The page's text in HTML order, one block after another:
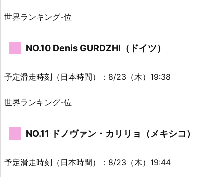
世界ランキング-位
NO.10 Denis GURDZHI（ドイツ）
予定滑走時刻（日本時間）：8/23（木）19:38
世界ランキング-位
NO.11 ドノヴァン・カリリョ（メキシコ）
予定滑走時刻（日本時間）：8/23（木）19:44